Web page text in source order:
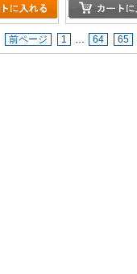
前ページ 1 … 64 65